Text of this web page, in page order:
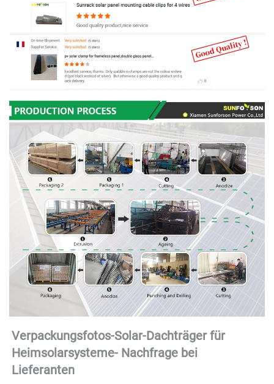
Verpackungsfotos-Solar-Dachträger für
Heimsolarsysteme- Nachfrage bei
Lieferanten